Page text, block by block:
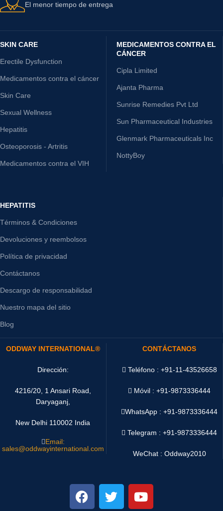
El menor tiempo de entrega
SKIN CARE
Erectile Dysfunction
Medicamentos contra el cáncer
Skin Care
Sexual Wellness
Hepatitis
Osteoporosis - Artritis
Medicamentos contra el VIH
MEDICAMENTOS CONTRA EL
CÁNCER
Cipla Limited
Ajanta Pharma
Sunrise Remedies Pvt Ltd
Sun Pharmaceutical Industries
Glenmark Pharmaceuticals Inc
NottyBoy
HEPATITIS
Términos & Condiciones
Devoluciones y reembolsos
Política de privacidad
Contáctanos
Descargo de responsabilidad
Nuestro mapa del sitio
Blog
ODDWAY INTERNATIONAL®
Dirección:
4216/20, 1 Ansari Road,
Daryaganj,
New Delhi 110002 India
Email:
sales@oddwayinternational.com
CONTÁCTANOS
Teléfono : +91-11-43526658
Móvil : +91-9873336444
WhatsApp :+91-9873336444
Telegram : +91-9873336444
WeChat : Oddway2010